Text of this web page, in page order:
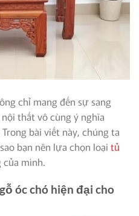
chỉ mang đến sự sang
thất vô cùng ý nghĩa
bài viết này, chúng ta
bạn nên lựa chọn loại tủ
của mình.
óc chó hiện đại cho